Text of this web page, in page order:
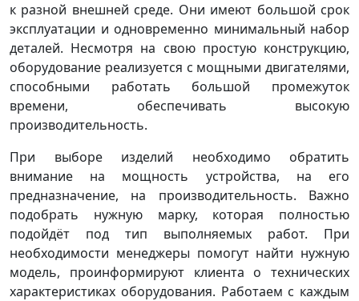
к разной внешней среде. Они имеют большой срок
эксплуатации и одновременно минимальный набор
деталей. Несмотря на свою простую конструкцию,
оборудование реализуется с мощными двигателями,
способными работать большой промежуток
времени, обеспечивать высокую
производительность.
При выборе изделий необходимо обратить
внимание на мощность устройства, на его
предназначение, на производительность. Важно
подобрать нужную марку, которая полностью
подойдёт под тип выполняемых работ. При
необходимости менеджеры помогут найти нужную
модель, проинформируют клиента о технических
характеристиках оборудования. Работаем с каждым